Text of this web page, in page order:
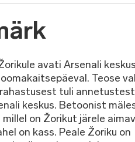
avati Arsenali
Teose
rahastusest tuli
keskus. Betoonist
on Žorikut järele aimav
on kass. Peale Žoriku on